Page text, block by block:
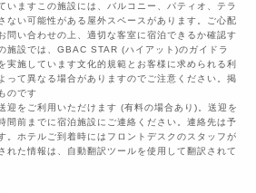
いますこの施設には、バルコニー、パティオ、テラ
ない可能性がある屋外スペースがあります。ご心配
問い合わせの上、適切な客室に宿泊できるか確認す
施設では、GBAC STAR (ハイアット)のガイドラ
実施しています文化的規範とお客様に求められる利
って異なる場合がありますのでご注意ください。掲
のです
迎をご利用いただけます (有料の場合あり)。送迎を
間前までに宿泊施設にご連絡ください。連絡先は予
。ホテルご到着時にはフロントデスクのスタッフが
れた情報は、自動翻訳ツールを使用して翻訳されて